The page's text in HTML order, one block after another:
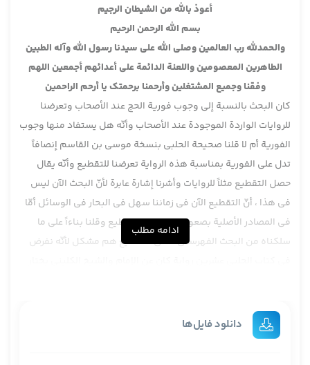
أعوذ بالله من الشيطان الرجيم
بسم الله الرحمن الرحيم
والحمدلله رب العالمين وصلى الله على سيدنا رسول الله وآله الطبين
الطاهرين المعصومين واللعنة الدائمة على أعدائهم أجمعين اللهم
وفقنا وجميع المشتغلين وأرحمنا برحمتك يا أرحم الراحمين
كان البحث بالنسبة إلى وجوب فورية الحج عند الأصحاب وتعرضنا
للروايات الواردة الموجودة عند الأصحاب وأنّه هل يستفاد منها وجوب
الفورية أم لا قلنا صحيحة الحلبي بنسخة موسى بن القاسم إنصافاً
تدل على الفورية بمناسبة هذه الرواية تعرضنا للتقطيع وأنّه يقال
حصل التقطيع مثلاً للروايات وأشرنا إشارة عابرة لأنّ البحث الآن ليس
في هذا ، أنّ التقطيع الآن في زماننا سهل في البحار في الوسائل أمّا
في المصادر الأصلية بصعوبة تشخيص التقطيع وقلنا بناءاً على ما
سلكناه من البحث الفهرستي صدق التقطيع هم مشكل لأنّه نفرض
يقال أنّ في بعض الموارد حتى بناءاً على الفكر الفهرستي تقطيع
وطبعاً يشتبه الأمر في الموارد فالمراد من التقطيع بناءاً على هذا
ادامه مطلب
دانلود فایل‌ها